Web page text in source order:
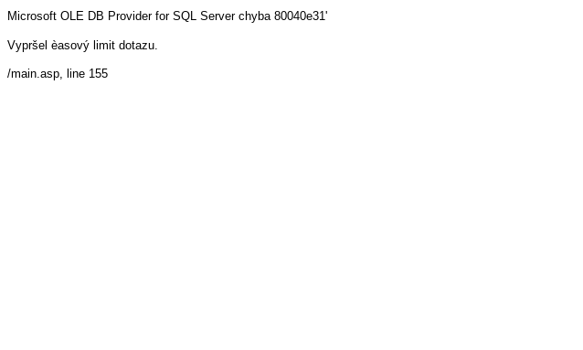
Microsoft OLE DB Provider for SQL Server chyba 80040e31'
Vypršel èasový limit dotazu.
/main.asp, line 155